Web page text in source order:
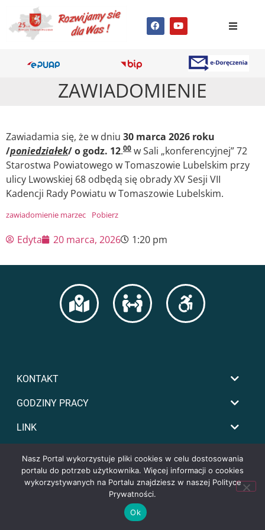
ZAWIADOMIENIE
Zawiadamia się, że w dniu 30 marca 2026 roku
/poniedziałek/ o godz. 12.00 w Sali „konferencyjnej” 72
Starostwa Powiatowego w Tomaszowie Lubelskim przy
ulicy Lwowskiej 68 odbędą się obrady XV Sesji VII
Kadencji Rady Powiatu w Tomaszowie Lubelskim.
zawiadomienie marzec Pobierz
Edyta 20 marca, 2026 1:20 pm
nowy z salonu, jak i używany -
KONTAKT
GODZINY PRACY
LINK
Copyright by powiat-tomaszowski.com.pl
Nasz Portal wykorzystuje pliki cookies w celu dostosowania
portalu do potrzeb użytkownika. Więcej informacji o cookies
wykorzystywanych na Portalu znajdziesz w naszej Polityce
Prywatności.
Ok